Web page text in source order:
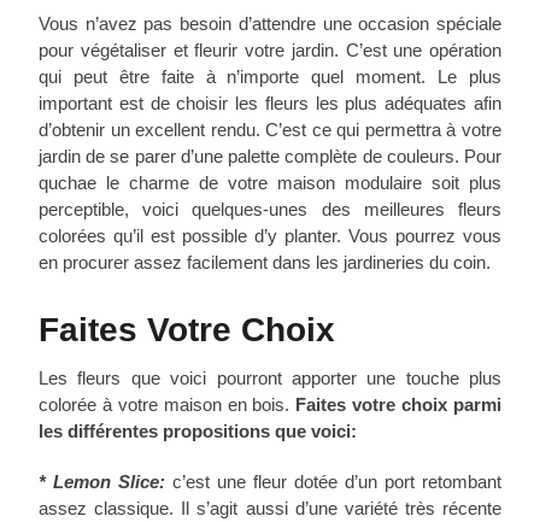
Vous n’avez pas besoin d’attendre une occasion spéciale
pour végétaliser et fleurir votre jardin. C’est une opération
qui peut être faite à n’importe quel moment. Le plus
important est de choisir les fleurs les plus adéquates afin
d’obtenir un excellent rendu. C’est ce qui permettra à votre
jardin de se parer d’une palette complète de couleurs. Pour
quchae le charme de votre maison modulaire soit plus
perceptible, voici quelques-unes des meilleures fleurs
colorées qu’il est possible d’y planter. Vous pourrez vous
en procurer assez facilement dans les jardineries du coin.
Faites Votre Choix
Les fleurs que voici pourront apporter une touche plus
colorée à votre maison en bois. Faites votre choix parmi
les différentes propositions que voici:
* Lemon Slice: c’est une fleur dotée d’un port retombant
assez classique. Il s’agit aussi d’une variété très récente